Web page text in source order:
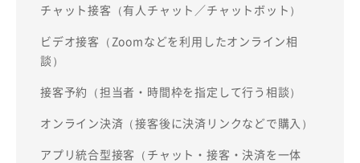
チャット接客（有人チャット／チャットボット）
ビデオ接客（Zoomなどを利用したオンライン相
談）
接客予約（担当者・時間枠を指定して行う相談）
オンライン決済（接客後に決済リンクなどで購入）
アプリ統合型接客（チャット・接客・決済を一体